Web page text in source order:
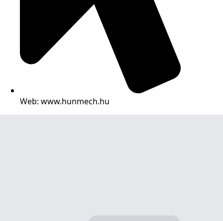
Web: www.hunmech.hu